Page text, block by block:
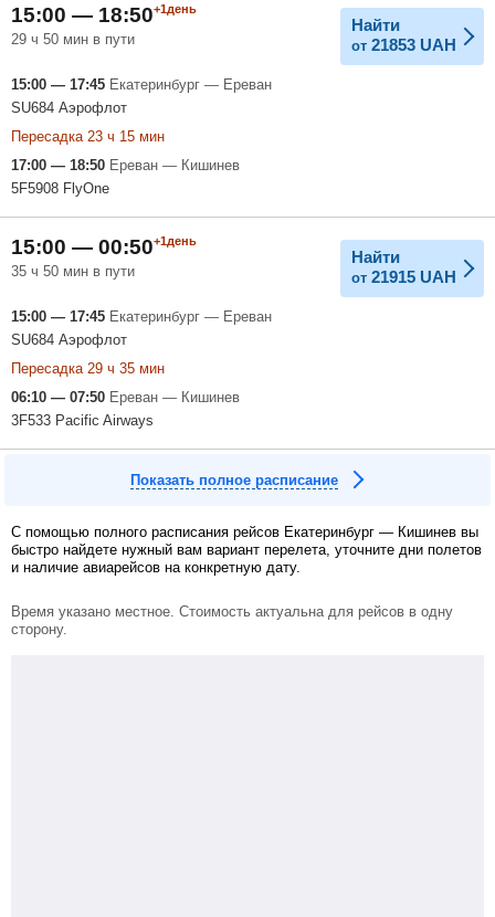
15:00 — 18:50+1день
29 ч 50 мин в пути
Найти
от 21853 UAH
15:00 — 17:45 Екатеринбург — Ереван
SU684 Аэрофлот
Пересадка 23 ч 15 мин
17:00 — 18:50 Ереван — Кишинев
5F5908 FlyOne
15:00 — 00:50+1день
35 ч 50 мин в пути
Найти
от 21915 UAH
15:00 — 17:45 Екатеринбург — Ереван
SU684 Аэрофлот
Пересадка 29 ч 35 мин
06:10 — 07:50 Ереван — Кишинев
3F533 Pacific Airways
Показать полное расписание
С помощью полного расписания рейсов Екатеринбург — Кишинев вы
быстро найдете нужный вам вариант перелета, уточните дни полетов
и наличие авиарейсов на конкретную дату.
Время указано местное. Стоимость актуальна для рейсов в одну
сторону.